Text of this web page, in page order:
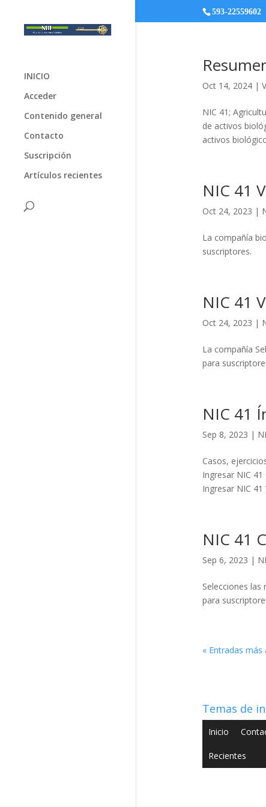
593-22559602
INICIO
Acceder
Contenido general
Contacto
Suscripción
Artículos recientes
Oct 14, 2024|
NIC 41;
de activos
activos
NIC 41
Oct 24, 2023 |
La compañía
suscriptores.
NIC 41
Oct 24, 2023 |
La compañía
para
NIC 41
Sep 8, 2023 |
Casos,
Ingresar NIC
Ingresar NIC
NIC 41
Sep 6, 2023 |
Selecciones
para
« Entradas más
Temas de
Inicio
Recientes